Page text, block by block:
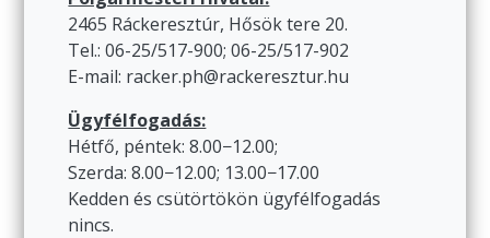
2465 Ráckeresztúr, Hősök tere 20.
Tel.: 06-25/517-900; 06-25/517-902
E-mail: racker.ph@rackeresztur.hu
Ügyfélfogadás:
Hétfő, péntek: 8.00−12.00;
Szerda: 8.00−12.00; 13.00−17.00
Kedden és csütörtökön ügyfélfogadás
nincs.